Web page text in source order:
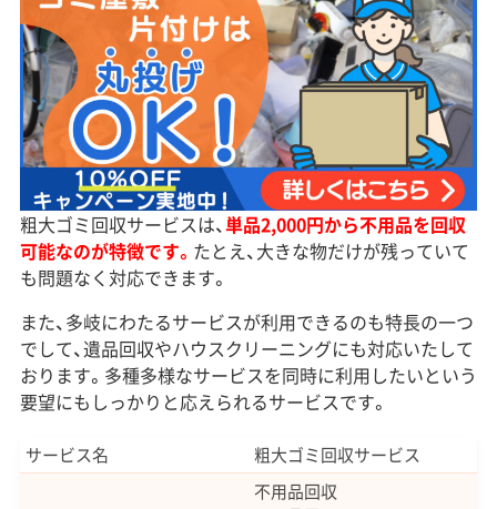
粗大ゴミ回収サービスは、単品2,000円から不用品を回収
可能なのが特徴です。 たとえ、大きな物だけが残っていて
も問題なく対応できます。
また、多岐にわたるサービスが利用できるのも特長の一つ
でして、遺品回収やハウスクリーニングにも対応いたして
おります。多種多様なサービスを同時に利用したいという
要望にもしっかりと応えられるサービスです。
サービス名
粗大ゴミ回収サービス
不用品回収